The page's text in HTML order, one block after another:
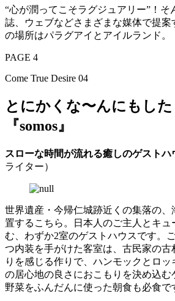
“心が潤ってこそラグジュアリー”！そ
誌、ウェブなどさまざまな媒体で提案
の場所はパラグアイとアイルランド。
PAGE 4
Come True Desire 04
とにかくな〜んにもし
『somos』
スローな時間が流れる癒しのゲスト
ライター）
世界遺産・今帰仁城跡近くの集落の、
置するこちら。日本人のご主人とキュ
む、わずか2室のゲストハウスです。
つ内装を手がけた客室は、古民家の古
りを感じる作りで、ハンモックとロ
の居心地の良さにおこもりを決め込む
野菜をふんだんに使った朝食も必食で